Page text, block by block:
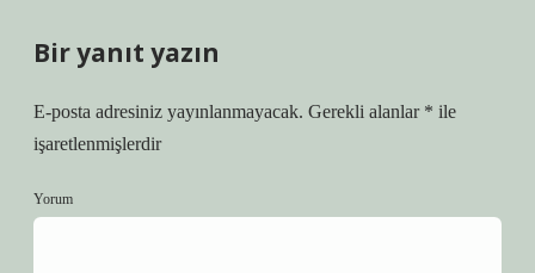
Bir yanıt yazın
E-posta adresiniz yayınlanmayacak. Gerekli alanlar * ile
işaretlenmişlerdir
Yorum